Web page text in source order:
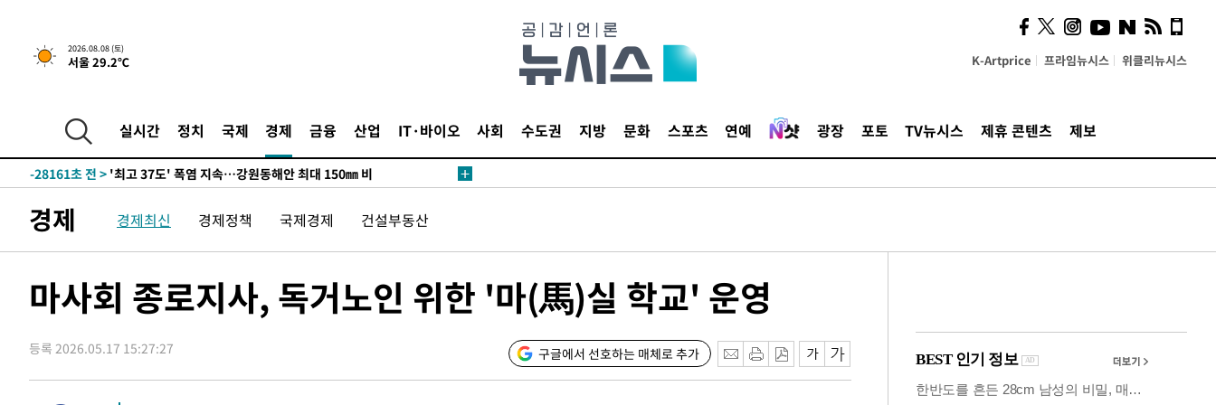
2026.08.08 (토)
서울 29.2℃ K-Artprice 프라임뉴시스 위클리뉴시스
실시간 정치 국제 경제 금융 산업 IT·바이오 사회 수도권 지방 문화 스포츠 연예 광장 포토 TV뉴시스 제휴 콘텐츠 제보
-21307초 전 >
-28161초 전 > '최고 37도' 폭염 지속…강원동해안 최대 150㎜ 비
-28181초 전 >
'최고 37도' 폭염 지속…강원동해안 최대 150㎜ 비
-21307초 전 >[속보]뉴욕증시 상승 마감…S&P 0.6% 나스닥 1.3%↑
경제 경제최신 경제정책 국제경제 건설부동산
마사회 종로지사, 독거노인 위한 '마(馬)실 학교' 운영
등록 2026.05.17 15:27:27 구글에서 선호하는 매체로 추가
시, 스마트폰 액세서리에
NFC 더했다